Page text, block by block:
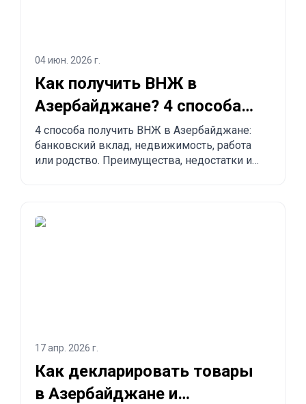
04 июн. 2026 г.
Как получить ВНЖ в
Азербайджане? 4 способа
легализоваться
4 способа получить ВНЖ в Азербайджане:
банковский вклад, недвижимость, работа
или родство. Преимущества, недостатки и
17 апр. 2026 г.
Как декларировать товары
в Азербайджане и